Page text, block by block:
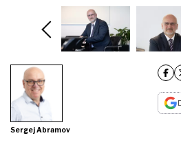
Sergej Abramov